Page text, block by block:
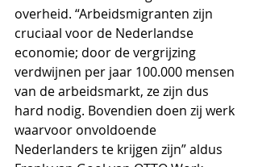
overheid. “Arbeidsmigranten zijn
cruciaal voor de Nederlandse
economie; door de vergrijzing
verdwijnen per jaar 100.000 mensen
van de arbeidsmarkt, ze zijn dus
hard nodig. Bovendien doen zij werk
waarvoor onvoldoende
Nederlanders te krijgen zijn” aldus